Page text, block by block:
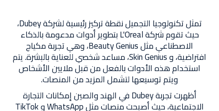
تمثل تكنولوجيا التجميل نقطة تركيز رئيسية لشركة Dubey،
حيث تقوم شركة L'Oreal بتطوير أدوات مدعومة بالذكاء
الاصطناعي مثل Beauty Genius، وهي تجربة مكياج
افتراضية، و Skin Genius، مساعد شخصي للعناية بالبشرة. يتم
استخدام هذه الأدوات بالفعل من قبل ملايين الأشخاص
ويتم توسيعها لتشمل المزيد من المنصات.
أظهرت تجربة Dubey في الهند والصين إمكانات التجارة
الاجتماعية، حيث أصبحت منصات مثل WhatsApp و TikTok